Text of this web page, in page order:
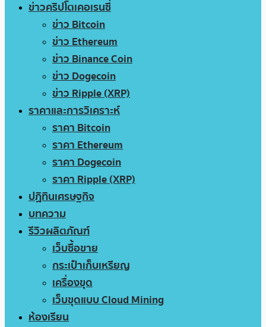
ข่าวคริปโตเคอเรนซี่
ข่าว Bitcoin
ข่าว Ethereum
ข่าว Binance Coin
ข่าว Dogecoin
ข่าว Ripple (XRP)
ราคาและการวิเคราะห์
ราคา Bitcoin
ราคา Ethereum
ราคา Dogecoin
ราคา Ripple (XRP)
ปฏิทินเศรษฐกิจ
บทความ
รีวิวผลิตภัณฑ์
เว็บซื้อขาย
กระเป๋าเก็บเหรียญ
เครื่องขุด
เว็บขุดแบบ Cloud Mining
ห้องเรียน